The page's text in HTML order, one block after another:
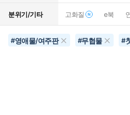
분위기/기타 고화질 e북
#영애물/여주판 #무협물 #